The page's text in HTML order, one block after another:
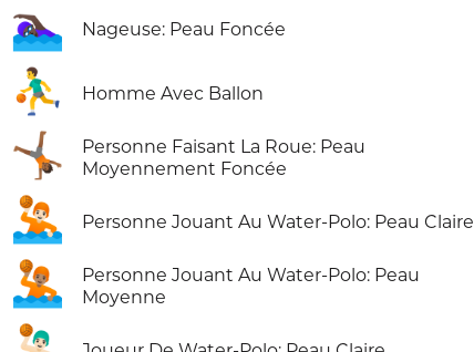
🏊🏿‍♀️ Nageuse: Peau Foncée
⛹️‍♂️ Homme Avec Ballon
🤸🏾
Personne Faisant La Roue: Peau
Moyennement Foncée
🤽🏻 Personne Jouant Au Water-Polo: Peau Claire
🤽🏽
Personne Jouant Au Water-Polo: Peau
Moyenne